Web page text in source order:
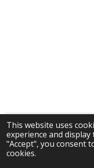
This website uses
experience and display
"Accept", you consent
cookies.
© 2025 - 2026 Frank